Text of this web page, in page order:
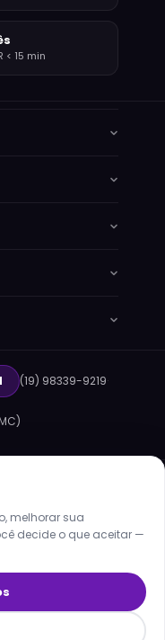
< 15 min
(19) 98339-9219·
no Brasil
e Tecnologia
em segundos
melhorar sua
decide o que aceitar —